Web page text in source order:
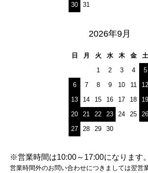
30
31
2026年9月
日 月 火 水 木 金
土
1
2 3 4
5
6
7 8 9 10 11
12
13
14 15 16 17 18
19
20
21 22 23 24 25
26
27
28 29 30
※営業時間は10:00～17:00になります。
営業時間外のお問い合わせにつきましては翌営